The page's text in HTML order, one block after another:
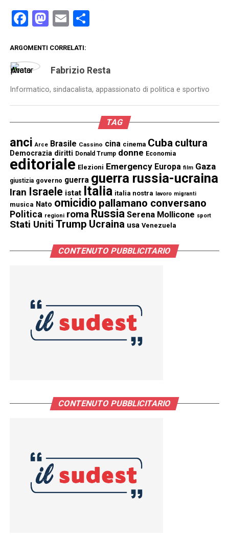
Facebook
Mastodon
EmailCondividi
ARGOMENTI CORRELATI:
Fabrizio Resta
Informatico, sindacalista, appassionato di politica e sportivo
TAG
anci Arce Brasile Cassino cina cinema Cuba cultura
Democrazia diritti Donald Trump donne Economia
editoriale Elezioni Emergency Europa film Gaza
giustizia governo guerra guerra russia-ucraina
Iran Israele istat Italia italia nostra lavoro migranti
musica Nato omicidio pallamano conversano
Politica regioni roma Russia Serena Mollicone sport
Stati Uniti Trump Ucraina usa Venezuela
CONTENUTO PUBBLICITARIO
CONTENUTO PUBBLICITARIO